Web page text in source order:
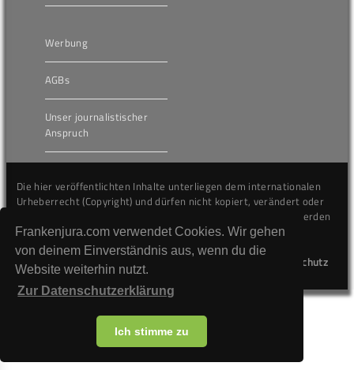
Frankenjura.com verwendet Cookies. Wir gehen
von deinem Einverständnis aus, wenn du die
Website weiterhin nutzt.
Zur Datenschutzerklärung
Ich stimme zu
Werbung
AGBs
Unser journalistischer
Anspruch
Die hier veröffentlichten Inhalte unterliegen dem internationalen
Urheberrecht (Copyright) und dürfen nicht kopiert, verändert oder
unverändert wiederveröffentlicht werden. Gegen Verstöße werden
wir auf juristischem Wege vorgehen.
Kontakt
Datenschutz